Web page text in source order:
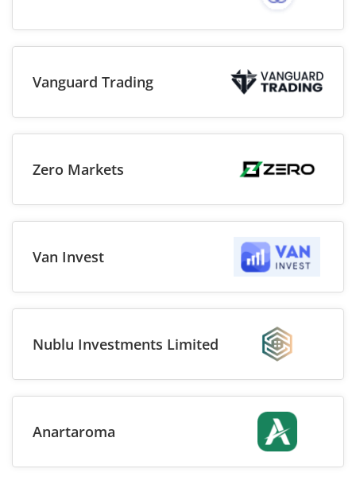
Vanguard Trading
Zero Markets
Van Invest
Nublu Investments Limited
Anartaroma